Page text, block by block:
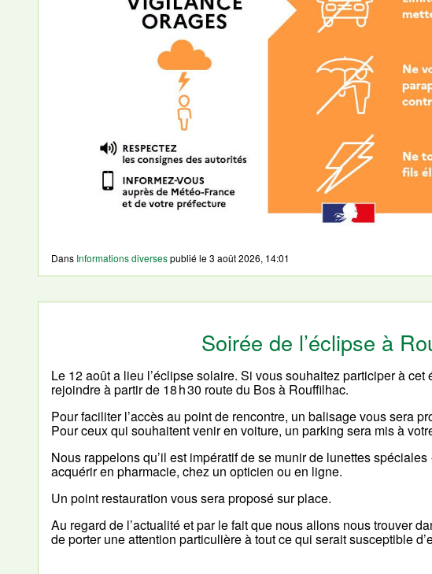
Dans Informations diversespublié le3 août 2026, 14:01
Soirée de l’éclipse à
Le 12 août a lieu l’éclipse solaire. Si vous souhaitez participer à
rejoindre à partir de 18 h 30 route du Bos à Rouffilhac.
Pour faciliter l’accès au point de rencontre, un balisage vous sera
Pour ceux qui souhaitent venir en voiture, un parking sera mis à
Nous rappelons qu’il est impératif de se munir de lunettes
acquérir en pharmacie, chez un opticien ou en ligne.
Un point restauration vous sera proposé sur place.
Au regard de l’actualité et par le fait que nous allons nous trouver
de porter une attention particulière à tout ce qui serait susceptible